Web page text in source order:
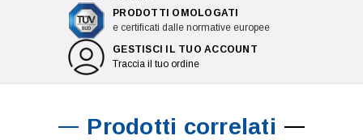
PRODOTTI OMOLOGATI
e certificati dalle normative europee
GESTISCI IL TUO ACCOUNT
Traccia il tuo ordine
Prodotti correlati